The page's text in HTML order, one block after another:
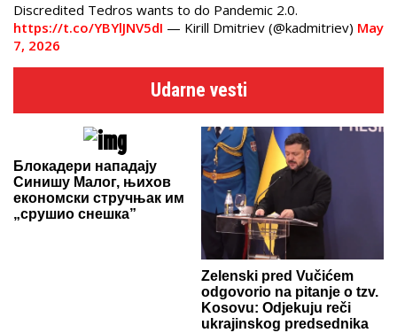
Discredited Tedros wants to do Pandemic 2.0.
https://t.co/YBYlJNV5dI — Kirill Dmitriev (@kadmitriev) May
7, 2026
Udarne vesti
Блокадери нападају
Синишу Малог, њихов
економски стручњак им
„срушио снешка”
Zelenski pred Vučićem
odgovorio na pitanje o tzv.
Kosovu: Odjekuju reči
ukrajinskog predsednika